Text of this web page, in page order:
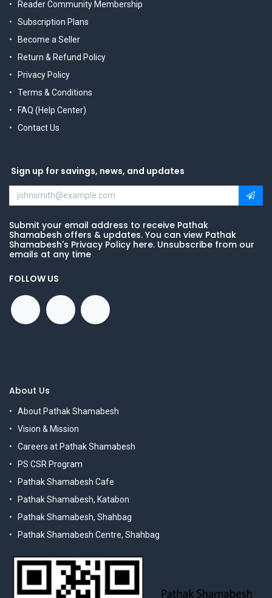
Reader Community Membership
Subscription Plans
Become a Seller
Return & Refund Policy
Privacy Policy
Terms & Conditions
FAQ (Help Center)
Contact Us
Sign up for savings, news, and updates
Submit your email address to receive Pathak
Shamabesh offers & updates. You can view Pathak
Shamabesh's Privacy Policy here. Unsubscribe from our
emails at any time
FOLLOW US
About Us
About Pathak Shamabesh
Vision & Mission
Careers at Pathak Shamabesh
PS CSR Program
Pathak Shamabesh Cafe
Pathak Shamabesh, Katabon
Pathak Shamabesh, Shahbag
Pathak Shamabesh Centre, Shahbag